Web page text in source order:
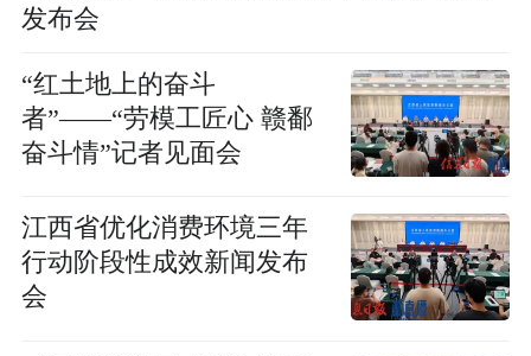
发布会
“红土地上的奋斗
者”——“劳模工匠心 赣鄱
奋斗情”记者见面会
江西省优化消费环境三年
行动阶段性成效新闻发布
会